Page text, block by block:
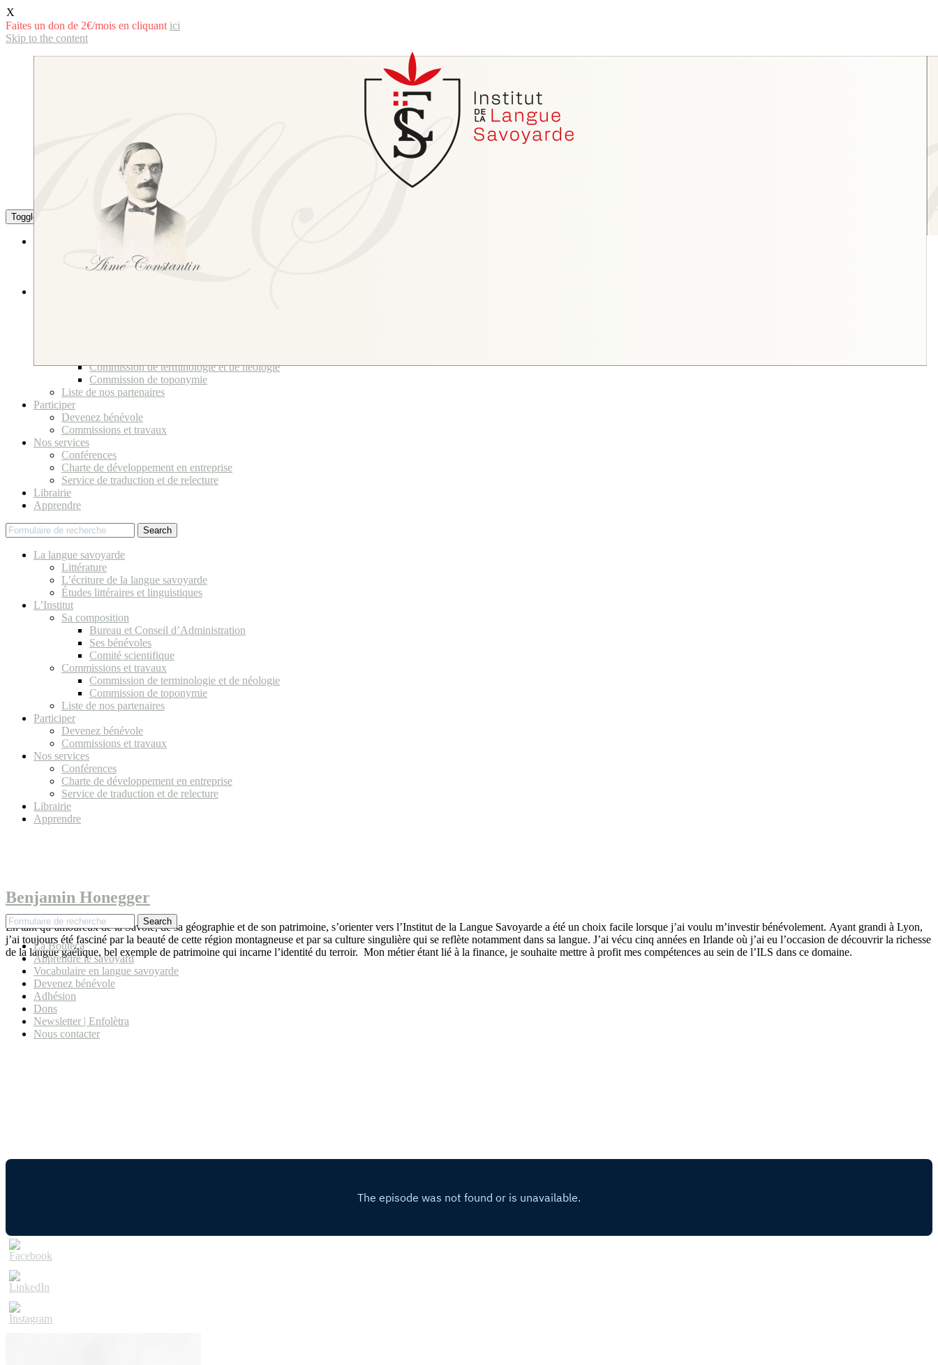
X
Faites un don de 2€/mois en cliquant ici
Skip to the content
Toggle the mobile menu Toggle the search field
La langue savoyarde
Littérature
L’écriture de la langue savoyarde
Commission de terminologie et de néologie
Commission de toponymie
Liste de nos partenaires
Participer
Devenez bénévole
Commissions et travaux
Nos services
Conférences
Charte de développement en entreprise
Service de traduction et de relecture
Librairie
Apprendre
Search
La langue savoyarde
Littérature
L’écriture de la langue savoyarde
Études littéraires et linguistiques
L’Institut
Sa composition
Bureau et Conseil d’Administration
Ses bénévoles
Comité scientifique
Commissions et travaux
Commission de terminologie et de néologie
Commission de toponymie
Liste de nos partenaires
Participer
Devenez bénévole
Commissions et travaux
Nos services
Conférences
Charte de développement en entreprise
Service de traduction et de relecture
Librairie
Apprendre
Benjamin Honegger
En tant qu’amoureux de la Savoie, de sa géographie et de son patrimoine, s’orienter vers l’Institut de la Langue Savoyarde a été un choix facile lorsque j’ai voulu m’investir bénévolement. Ayant grandi à Lyon,
j’ai toujours été fasciné par la beauté de cette région montagneuse et par sa culture singulière qui se reflète notamment dans sa langue. J’ai vécu cinq années en Irlande où j’ai eu l’occasion de découvrir la richesse
de la langue gaélique, bel exemple de patrimoine qui incarne l’identité du terroir. Mon métier étant lié à la finance, je souhaite mettre à profit mes compétences au sein de l’ILS dans ce domaine.
Search
La Bouteca
Apprendre le savoyard
Vocabulaire en langue savoyarde
Devenez bénévole
Adhésion
Dons
Newsletter | Enfolètra
Nous contacter